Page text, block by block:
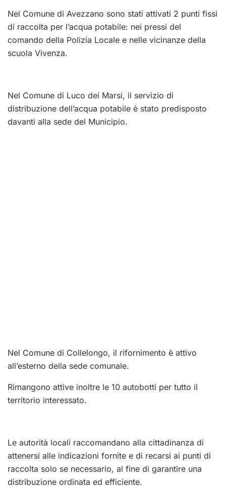
Nel Comune di Avezzano sono stati attivati 2 punti fissi
di raccolta per l’acqua potabile: nei pressi del
comando della Polizia Locale e nelle vicinanze della
scuola Vivenza.
Nel Comune di Luco dei Marsi, il servizio di
distribuzione dell’acqua potabile è stato predisposto
davanti alla sede del Municipio.
Nel Comune di Collelongo, il rifornimento è attivo
all’esterno della sede comunale.
Rimangono attive inoltre le 10 autobotti per tutto il
territorio interessato.
Le autorità locali raccomandano alla cittadinanza di
attenersi alle indicazioni fornite e di recarsi ai punti di
raccolta solo se necessario, al fine di garantire una
distribuzione ordinata ed efficiente.